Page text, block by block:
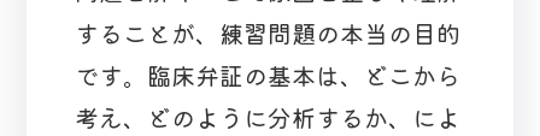
することが、練習問題の本当の目的
です。臨床弁証の基本は、どこから
考え、どのように分析するか、によ